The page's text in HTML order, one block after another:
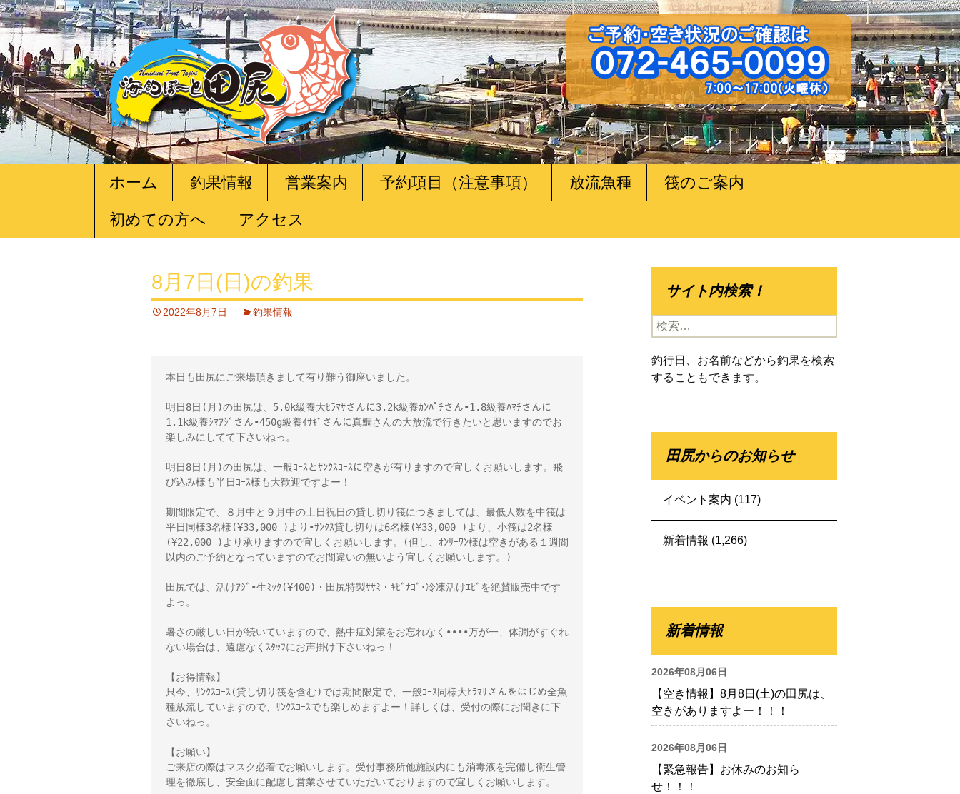
ツ
ホーム 釣果情報 営業案内 予約項目（注意事項） 放流魚種 筏のご案内
初めての方へ アクセス
8月7日(日)の釣果
2022年8月7日 釣果情報
本日も田尻にご来場頂きまして有り難う御座いました。
明日8日(月)の田尻は、5.0k級養大ﾋﾗﾏｻさんに3.2k級養ｶﾝﾊﾟﾁさん•1.8級養ﾊﾏﾁさんに
1.1k級養ｼﾏｱｼﾞさん•450g級養ｲｻｷﾞさんに真鯛さんの大放流で行きたいと思いますのでお
楽しみにしてて下さいねっ。
明日8日(月)の田尻は、一般ｺｰｽとｻﾝｸｽｺｰｽに空きが有りますので宜しくお願いします。飛
び込み様も半日ｺｰｽ様も大歓迎ですよー！
期間限定で、８月中と９月中の土日祝日の貸し切り筏につきましては、最低人数を中筏は
平日同様3名様(¥33,000-)より•ｻﾝｸｽ貸し切りは6名様(¥33,000-)より、小筏は2名様
(¥22,000-)より承りますので宜しくお願いします。(但し、ｵﾝﾘｰﾜﾝ様は空きがある１週間
以内のご予約となっていますのでお間違いの無いよう宜しくお願いします。)
田尻では、活けｱｼﾞ•生ﾐｯｸ(¥400)・田尻特製ｻｻﾐ・ｷﾋﾞﾅｺﾞ･冷凍活けｴﾋﾞを絶賛販売中です
よっ。
暑さの厳しい日が続いていますので、熱中症対策をお忘れなく••••万が一、体調がすぐれ
ない場合は、遠慮なくｽﾀｯﾌにお声掛け下さいねっ！
【お得情報】
只今、ｻﾝｸｽｺｰｽ(貸し切り筏を含む)では期間限定で、一般ｺｰｽ同様大ﾋﾗﾏｻさんをはじめ全魚
種放流していますので、ｻﾝｸｽｺｰｽでも楽しめますよー！詳しくは、受付の際にお聞きに下
さいねっ。
【お願い】
ご来店の際はマスク必着でお願いします。受付事務所他施設内にも消毒液を完備し衛生管
理を徹底し、安全面に配慮し営業させていただいておりますので宜しくお願いします。
サイト内検索！
検
索:
釣行日、お名前などから釣果を検索
することもできます。
田尻からのお知らせ
イベント案内 (117)
新着情報 (1,266)
新着情報
2026年08月06日
【空き情報】8月8日(土)の田尻は、
空きがありますよー！！！
2026年08月06日
【緊急報告】お休みのお知ら
せ！！！